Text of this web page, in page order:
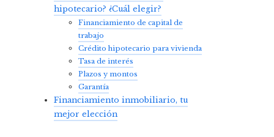
hipotecario? ¿Cuál elegir?
Financiamiento de capital de
trabajo
Crédito hipotecario para vivienda
Tasa de interés
Plazos y montos
Garantía
Financiamiento inmobiliario, tu
mejor elección